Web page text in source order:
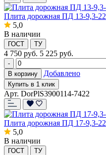
Плита дорожная ПД 13-9,3-22
5,0
В наличии
ГОСТ ТУ
4 750 руб. 5 225 руб.
-
В корзину
Добавлено
Купить в 1 клик
Арт. DorPlS3900114-7422
Плита дорожная ПД 17-9,3-22
5,0
В наличии
ГОСТ ТУ